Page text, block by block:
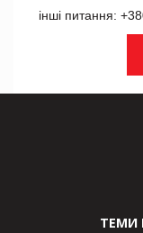
інші питання:
ТЕМИ